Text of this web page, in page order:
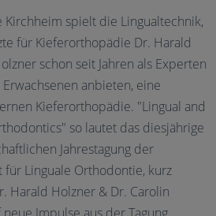
spielt die Lingualtechnik,
für Kieferorthopädie Dr. Harald
schon seit Jahren als Experten
anbieten, eine
Kieferorthopädie. "Lingual and
so lautet das diesjährige
Jahrestagung der
für Linguale Orthodontie, kurz
Harald Holzner & Dr. Carolin